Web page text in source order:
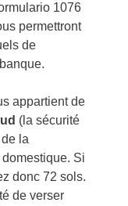
1076
permettront
de
appartient de
(la sécurité
la
Si
donc 72 sols.
de verser